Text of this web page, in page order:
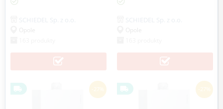
SCHIEDEL Sp. z o.o.
Opole
SCHIEDEL Sp. z o.o.
Opole
-27% -27%